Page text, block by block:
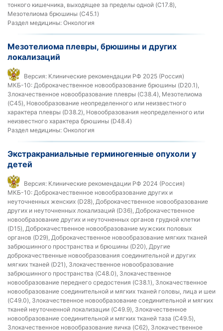
тонкого кишечника, выходящее за пределы одной (C17.8),
Мезотелиома брюшины (C45.1)
Раздел медицины: Онкология
Мезотелиома плевры, брюшины и других
локализаций
Версия: Клинические рекомендации РФ 2025 (Россия)
МКБ-10: Доброкачественное новообразование брюшины (D20.1),
Злокачественное новообразование плевры (C38.4), Мезотелиома
(C45), Новообразование неопределенного или неизвестного
характера плевры (D38.2), Новообразования неопределенного или
неизвестного характера брюшины (D48.4)
Раздел медицины: Онкология
Экстракраниальные герминогенные опухоли у
детей
Версия: Клинические рекомендации РФ 2024 (Россия)
МКБ-10: Доброкачественное новообразование других и
неуточненных женских (D28), Доброкачественное новообразование
других и неуточненных локализаций (D36), Доброкачественное
новообразование других и неуточненных органов грудной клетки
(D15), Доброкачественное новообразование мужских половых
органов (D29), Доброкачественное новообразование мягких тканей
забрюшинного пространства и брюшины (D20), Другие
доброкачественные новообразования соединительной и других
мягких тканей (D21), Злокачественное новообразование
забрюшинного пространства (C48.0), Злокачественное
новообразование переднего средостения (C38.1), Злокачественное
новообразование соединительной и мягких тканей головы, лица и шеи
(C49.0), Злокачественное новообразование соединительной и мягких
тканей неуточненной локализации (C49.9), Злокачественное
новообразование соединительной и мягких тканей таза (C49.5),
Злокачественное новообразование яичка (C62), Злокачественное